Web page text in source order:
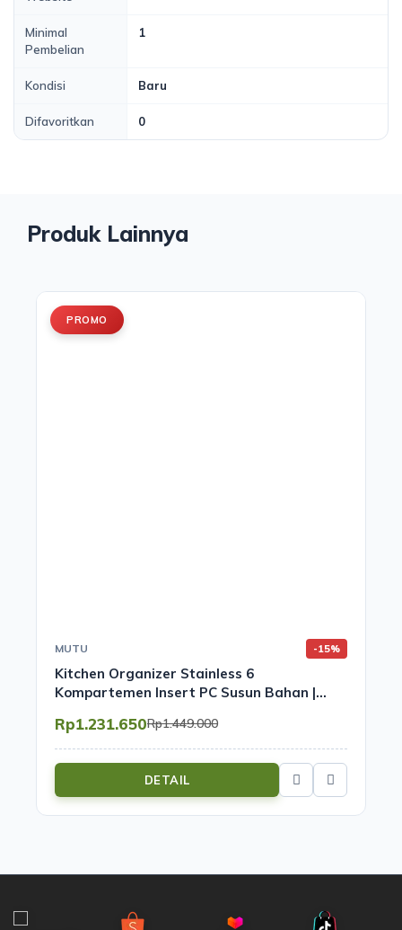
Minimal
Pembelian
1
Kondisi Baru
Difavoritkan 0
Produk Lainnya
PROMO
MUTU -15%
Kitchen Organizer Stainless 6
Kompartemen Insert PC Susun Bahan |
Rp1.231.650Rp1.449.000
DETAIL